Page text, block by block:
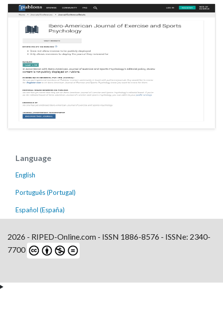
Language
English
Português (Portugal)
Español (España)
2026 - RIPED-Online.com - ISSN 1886-8576 - ISSNe: 2340-
7700